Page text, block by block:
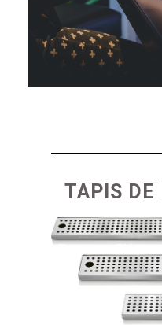
TAPIS DE